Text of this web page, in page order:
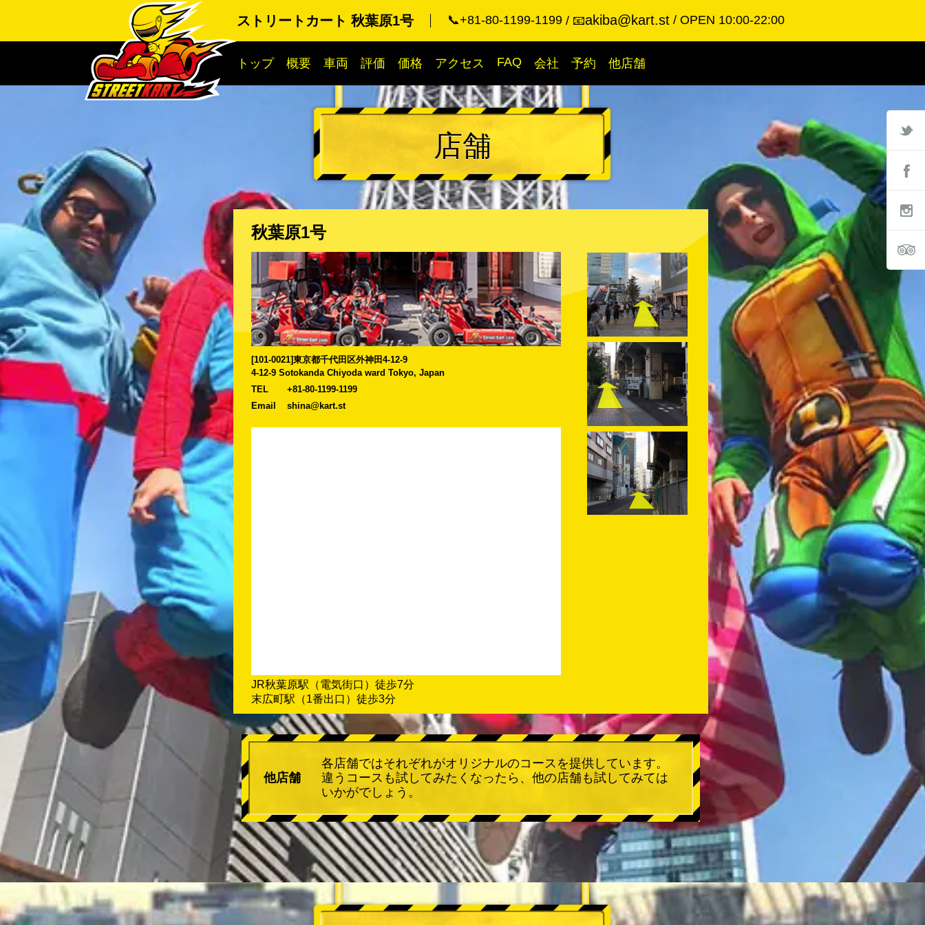
ストリートカート 秋葉原1号 📞+81-80-1199-1199 📧akiba@kart.st OPEN 10:00-22:00
トップ 概要 車両 評価 価格 アクセス FAQ 会社 予約 他店舗
店舗
秋葉原1号
[101-0021]東京都千代田区外神田4-12-9
4-12-9 Sotokanda Chiyoda ward Tokyo, Japan
TEL
+81-80-1199-1199
Email
shina@kart.st
JR秋葉原駅（電気街口）徒歩7分
末広町駅（1番出口）徒歩3分
他店舗
各店舗ではそれぞれがオリジナルのコースを提供しています。
違うコースも試してみたくなったら、他の店舗も試してみては
いかがでしょう。